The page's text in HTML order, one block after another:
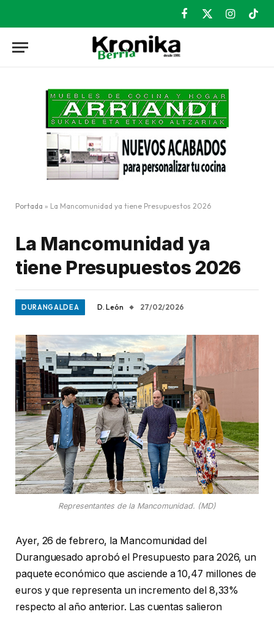
Facebook
X
Instagram
Portada » La Mancomunidad ya tiene Presupuestos 2026
La Mancomunidad ya
tiene Presupuestos 2026
DURANGALDEA D. León 27/02/2026
Representantes de la Mancomunidad. (MD)
Ayer, 26 de febrero, la Mancomunidad del
Duranguesado aprobó el Presupuesto para 2026, un
paquete económico que asciende a 10,47 millones de
euros y que representa un incremento del 8,33%
respecto al año anterior. Las cuentas salieron